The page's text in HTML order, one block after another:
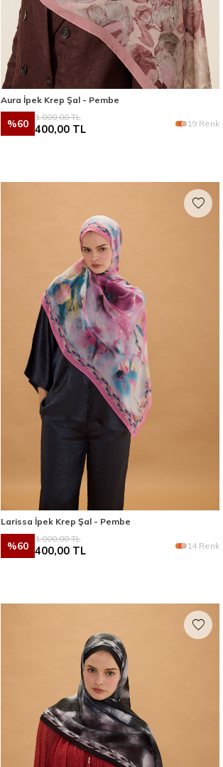
Aura İpek Krep Şal - Pembe
%60
1.000,00TL
400,00TL 19 Renk
Larissa İpek Krep Şal - Pembe
%60
1.000,00TL
400,00TL 14 Renk